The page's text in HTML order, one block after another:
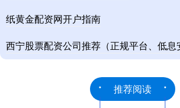
纸黄金配资网开户指南
西宁股票配资公司推荐（正规平台、低息
推荐阅读